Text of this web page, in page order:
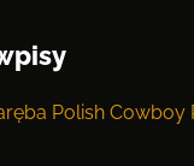
Polish Cowboy